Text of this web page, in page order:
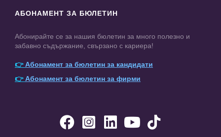
АБОНАМЕНТ ЗА БЮЛЕТИН
Абонирайте се за нашия бюлетин за много полезно и
забавно съдържание, свързано с кариера!
👉Абонамент за бюлетин за кандидати
👉Абонамент за бюлетин за фирми
    